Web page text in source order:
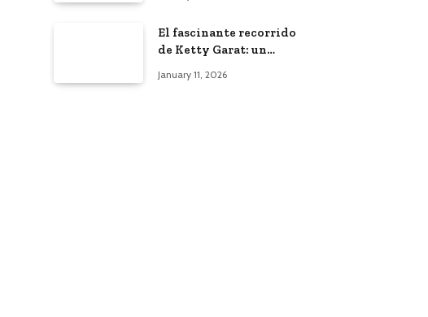
Àngels Barceló
El fascinante recorrido
de Ketty Garat: un
bodas
January 11, 2026